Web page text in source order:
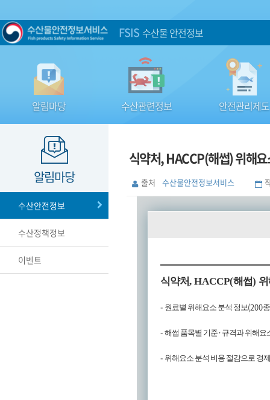
FSIS 수산물 안전정보
알림마당 수산관련정보 안전관리제도
알림마당
수산안전정보
수산정책정보
이벤트
식약처, HACCP(해썹) 위해
출처 수산물안전정보서비스
식약처, HACCP(해썹)
- 원료별 위해요소 분석 정보(200종
- 해썹 품목별 기준· 규격과 위해요
- 위해요소 분석 비용 절감으로 경